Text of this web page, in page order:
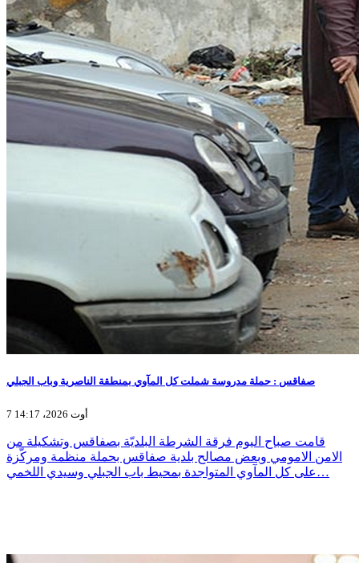
صفاقس : حملة مدروسة شملت كل المآوي بمنطقة الناصرية وباب الجبلي
7 أوت 2026، 14:17
قامت صباح اليوم فرقة الشرطة البلديّة بصفاقس وتشكيلة من
الامن الامومي وبعض مصالح بلدية صفاقس بحملة منظمة ومركّزة
على كل المآوي المتواجدة بمحيط باب الجبلي وسيدي اللخمي…